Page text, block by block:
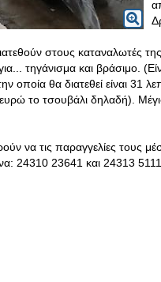
στους καταναλωτές
τηγάνισμα και βράσιμο.
οποία θα διατεθεί είναι 31
το τσουβάλι δηλαδή).
να τις παραγγελίες τους
24310 23641 και 24313